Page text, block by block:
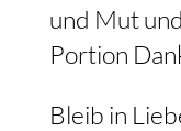
und Mut
Portion
Bleib in